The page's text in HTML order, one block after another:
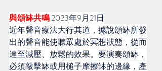
與頌缽共鳴 2023年9月21日
近年聲音療法大行其道，據說頌缽所發
出的聲音能使聽眾處於冥想狀態，從而
達至減壓、放鬆的效果。要演奏頌缽，
必須敲擊缽或用槌子摩擦缽的邊緣，產